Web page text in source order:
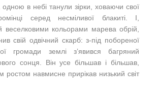
в небі танули зірки, ховаючи свої
серед несміливої блакиті. І,
веселковими кольорами марева обрій,
свій одвічний скарб: з-під побореної
громади землі з’явився багряний
сонця. Він усе більшав і більшав,
ростом навмисне прирікав низький світ